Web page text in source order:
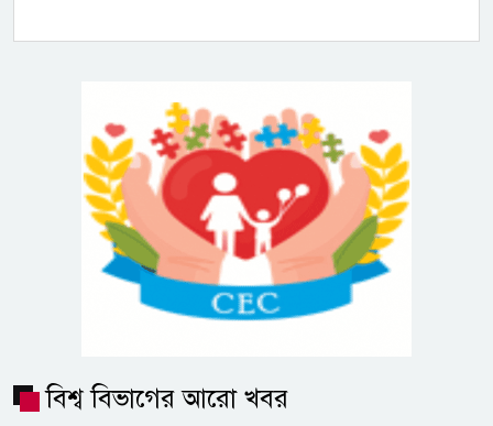
বিশ্ব বিভাগের আরো খবর